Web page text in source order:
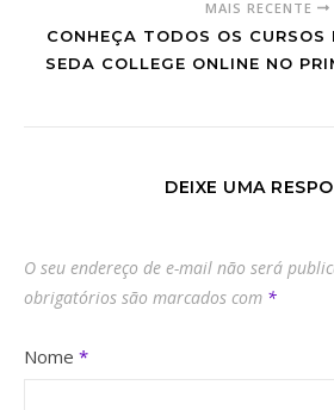
MAIS RECENTE
CONHEÇA TODOS OS CURSOS
SEDA COLLEGE ONLINE NO
DEIXE UMA
O seu endereço de e-mail não será
obrigatórios são marcados com *
Nome *